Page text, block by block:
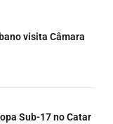
visita Câmara
Sub-17 no Catar